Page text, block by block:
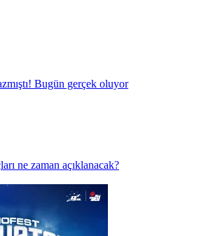
Bugün gerçek oluyor
ne zaman açıklanacak?